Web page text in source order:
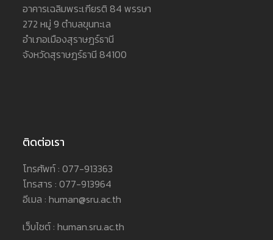
อาคารเฉลิมพระเกียรติ 84 พรรษา
272 หมู่ 9 ตำบลขุนทะเล
อำเภอเมืองสุราษฎร์ธานี
จังหวัดสุราษฎร์ธานี 84100
ติดต่อเรา
โทรศัพท์ : 077-913363
โทรสาร : 077-913964
อีเมล : human@sru.ac.th
เว็บไซต์ : human.sru.ac.th